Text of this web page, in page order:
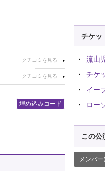
埋め込みコード
チケッ
流山
チケ
イー
ロー
この公
メンバ